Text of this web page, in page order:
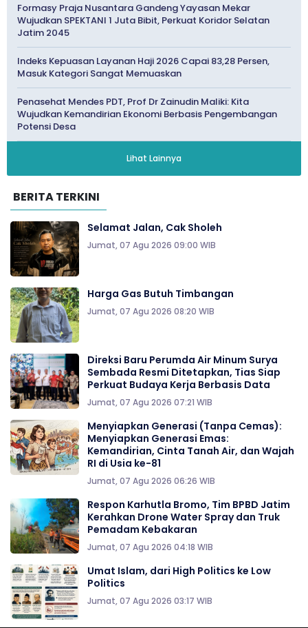
Formasy Praja Nusantara Gandeng Yayasan Mekar
Wujudkan SPEKTANI 1 Juta Bibit, Perkuat Koridor Selatan
Jatim 2045
Indeks Kepuasan Layanan Haji 2026 Capai 83,28 Persen,
Masuk Kategori Sangat Memuaskan
Penasehat Mendes PDT, Prof Dr Zainudin Maliki: Kita
Wujudkan Kemandirian Ekonomi Berbasis Pengembangan
Potensi Desa
Lihat Lainnya
BERITA TERKINI
Selamat Jalan, Cak Sholeh
Jumat, 07 Agu 2026 09:00 WIB
Harga Gas Butuh Timbangan
Jumat, 07 Agu 2026 08:20 WIB
Direksi Baru Perumda Air Minum Surya
Sembada Resmi Ditetapkan, Tias Siap
Perkuat Budaya Kerja Berbasis Data
Jumat, 07 Agu 2026 07:21 WIB
Menyiapkan Generasi (Tanpa Cemas):
Menyiapkan Generasi Emas:
Kemandirian, Cinta Tanah Air, dan Wajah
RI di Usia ke-81
Jumat, 07 Agu 2026 06:26 WIB
Respon Karhutla Bromo, Tim BPBD Jatim
Kerahkan Drone Water Spray dan Truk
Pemadam Kebakaran
Jumat, 07 Agu 2026 04:18 WIB
Umat Islam, dari High Politics ke Low
Politics
Jumat, 07 Agu 2026 03:17 WIB